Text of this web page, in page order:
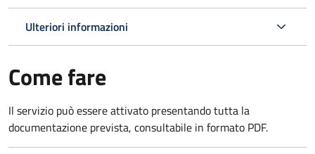
Ulteriori informazioni
Come fare
Il servizio può essere attivato presentando tutta la
documentazione prevista, consultabile in formato PDF.